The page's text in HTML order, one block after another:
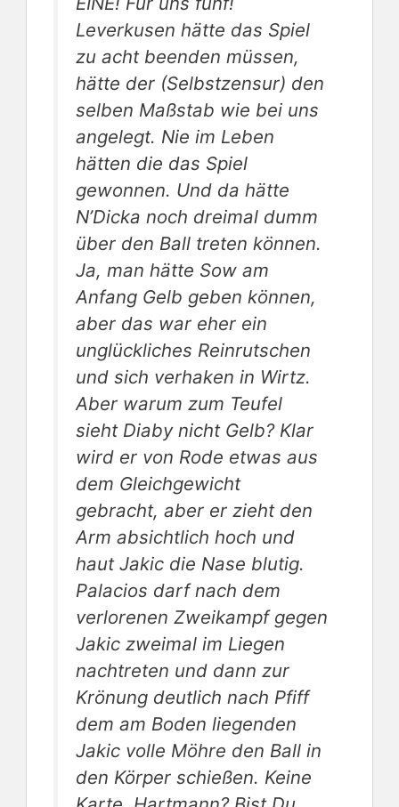
Leverkusen hätte das Spiel
zu acht beenden müssen,
hätte der (Selbstzensur) den
selben Maßstab wie bei uns
angelegt. Nie im Leben
hätten die das Spiel
gewonnen. Und da hätte
N’Dicka noch dreimal dumm
über den Ball treten können.
Ja, man hätte Sow am
Anfang Gelb geben können,
aber das war eher ein
unglückliches Reinrutschen
und sich verhaken in Wirtz.
Aber warum zum Teufel
sieht Diaby nicht Gelb? Klar
wird er von Rode etwas aus
dem Gleichgewicht
gebracht, aber er zieht den
Arm absichtlich hoch und
haut Jakic die Nase blutig.
Palacios darf nach dem
verlorenen Zweikampf gegen
Jakic zweimal im Liegen
nachtreten und dann zur
Krönung deutlich nach Pfiff
dem am Boden liegenden
Jakic volle Möhre den Ball in
den Körper schießen. Keine